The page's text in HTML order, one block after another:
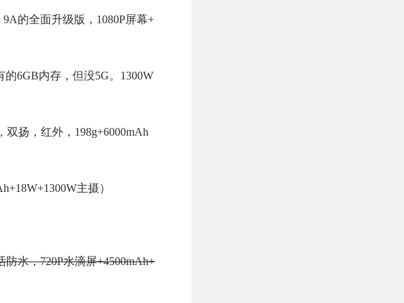
9A的全面升级版，1080P屏幕+
的6GB内存，但没5G。1300W
双扬，红外，198g+6000mAh
主摄）
水，720P水滴屏+4500mAh+